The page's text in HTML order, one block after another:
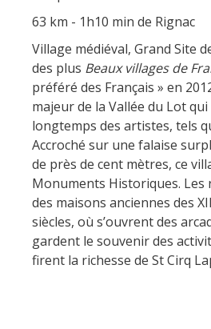
63 km - 1h10 min de Rignac
Village médiéval, Grand Site
des plus Beaux villages de
préféré des Français » en
majeur de la Vallée du Lot
longtemps des artistes, tels
Accroché sur une falaise
de près de cent mètres, ce
Monuments Historiques. Les
des maisons anciennes des
siècles, où s’ouvrent des
gardent le souvenir des
firent la richesse de St Cirq